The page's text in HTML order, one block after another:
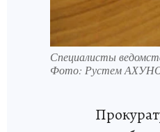
Специалисты
Фото: Рустем